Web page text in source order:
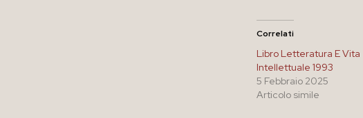
Correlati
Libro Letteratura E Vita
Intellettuale 1993
5 Febbraio 2025
Articolo simile